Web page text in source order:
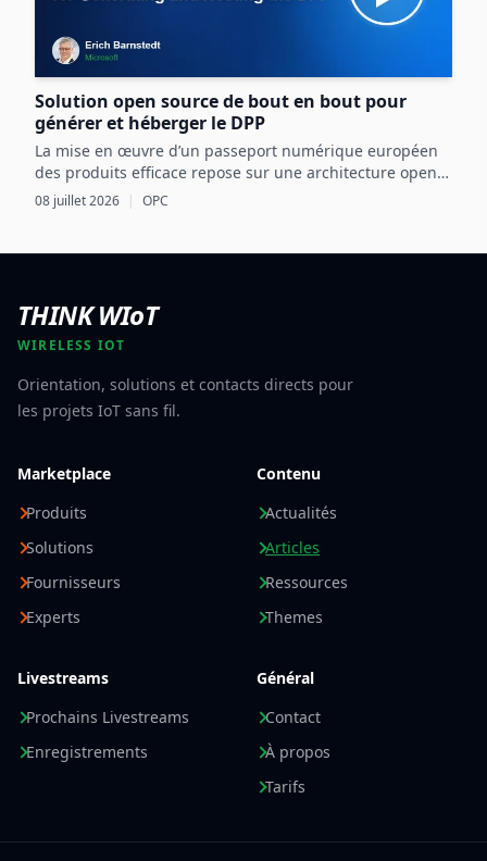
Solution open source de bout en bout pour
générer et héberger le DPP
La mise en œuvre d’un passeport numérique européen
des produits efficace repose sur une architecture open
source intégrant OPC UA, les normes CEN/CENELEC et
des mécanismes d’échange sécurisés basés sur l’EDC.
08 juillet 2026 | OPC
THINK WIoT
WIRELESS IOT
Orientation, solutions et contacts directs pour
les projets IoT sans fil.
Marketplace
Produits
Solutions
Fournisseurs
Experts
Contenu
Actualités
Articles
Ressources
Themes
Livestreams
Prochains Livestreams
Enregistrements
Général
Contact
À propos
Tarifs